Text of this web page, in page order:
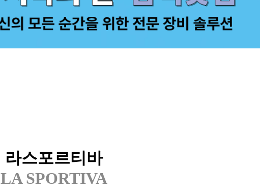
라스포르티바
LA SPORTIVA